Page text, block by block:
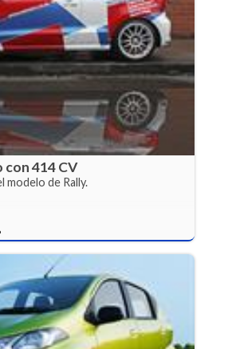
con 414 CV
modelo de Rally.